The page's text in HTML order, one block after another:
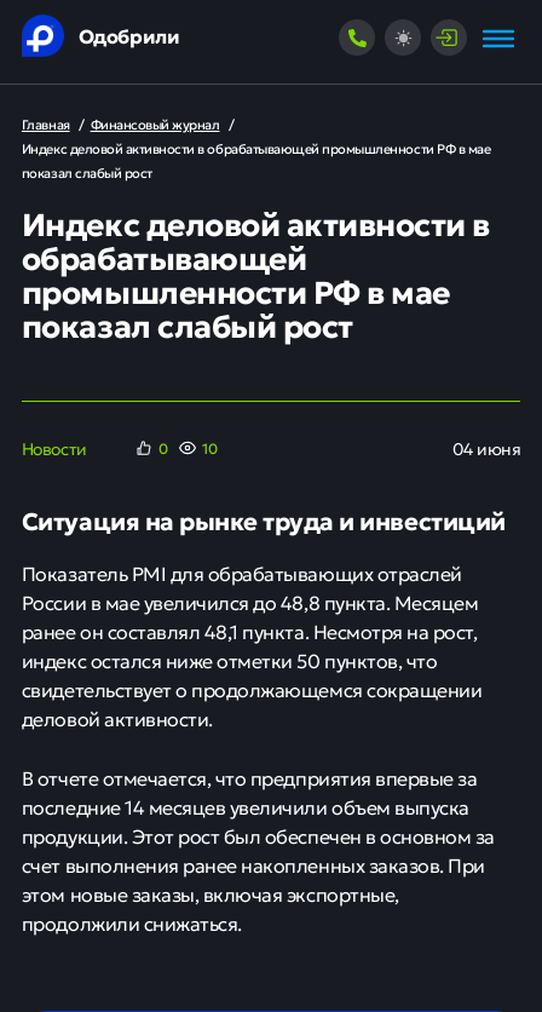
Одобрили
Главная / Финансовый журнал /
Индекс деловой активности в обрабатывающей промышленности РФ в мае
показал слабый рост
Индекс деловой активности в
обрабатывающей
промышленности РФ в мае
показал слабый рост
Новости 0 10 04 июня
Ситуация на рынке труда и инвестиций
Показатель PMI для обрабатывающих отраслей
России в мае увеличился до 48,8 пункта. Месяцем
ранее он составлял 48,1 пункта. Несмотря на рост,
индекс остался ниже отметки 50 пунктов, что
свидетельствует о продолжающемся сокращении
деловой активности.
В отчете отмечается, что предприятия впервые за
последние 14 месяцев увеличили объем выпуска
продукции. Этот рост был обеспечен в основном за
счет выполнения ранее накопленных заказов. При
этом новые заказы, включая экспортные,
продолжили снижаться.